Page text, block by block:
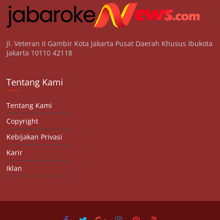
Jl. Veteran II Gambir Kota Jakarta Pusat Daerah Khusus Ibukota
Jakarta 10110 42118
Tentang Kami
Tentang Kami
Copyright
Kebijakan Privasi
Karir
Iklan